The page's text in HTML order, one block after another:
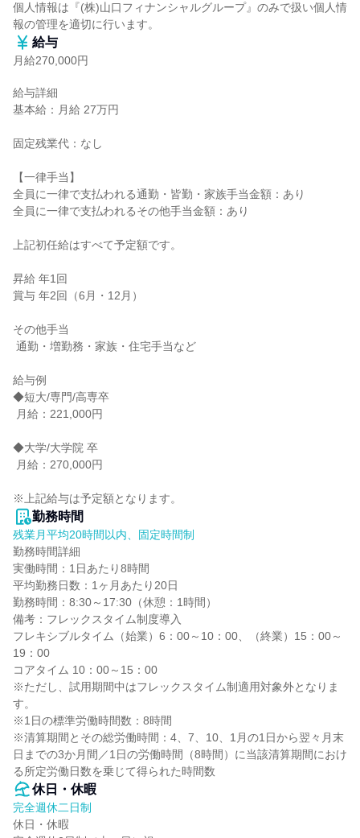
個人情報は『(株)山口フィナンシャルグループ』のみで扱い個人情
報の管理を適切に行います。
給与
月給270,000円
給与詳細
基本給：月給 27万円
固定残業代：なし
【一律手当】
全員に一律で支払われる通勤・皆勤・家族手当金額：あり
全員に一律で支払われるその他手当金額：あり
上記初任給はすべて予定額です。
昇給 年1回
賞与 年2回（6月・12月）
その他手当
給与例
◆短大/専門/高専卒
◆大学/大学院 卒
※上記給与は予定額となります。
勤務時間
残業月平均20時間以内、固定時間制
勤務時間詳細
実働時間：1日あたり8時間
平均勤務日数：1ヶ月あたり20日
勤務時間：8:30～17:30（休憩：1時間）
備考：フレックスタイム制度導入
フレキシブルタイム（始業）6：00～10：00、（終業）15：00～
19：00
コアタイム 10：00～15：00
※ただし、試用期間中はフレックスタイム制適用対象外となりま
す。
※1日の標準労働時間数：8時間
※清算期間とその総労働時間：4、7、10、1月の1日から翌々月末
日までの3か月間／1日の労働時間（8時間）に当該清算期間におけ
る所定労働日数を乗じて得られた時間数
休日・休暇
完全週休二日制
休日・休暇